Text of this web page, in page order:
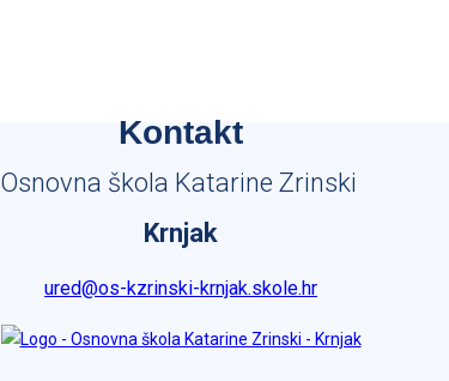
Kontakt
Osnovna škola Katarine Zrinski
Krnjak
ured@os-kzrinski-krnjak.skole.hr